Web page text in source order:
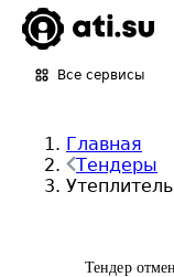
Все сервисы
Главная
Тендеры
Тендер